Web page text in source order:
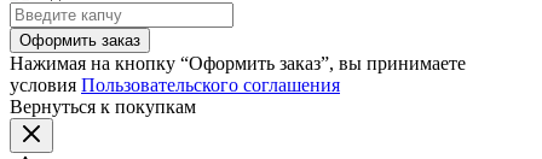
Оформить заказ
Нажимая на кнопку “Оформить заказ”, вы принимаете
условия Пользовательского соглашения
Вернуться к покупкам